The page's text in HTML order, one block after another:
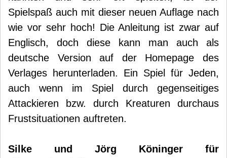
Spielspaß auch mit dieser neuen Auflage nach
wie vor sehr hoch! Die Anleitung ist zwar auf
Englisch, doch diese kann man auch als
deutsche Version auf der Homepage des
Verlages herunterladen. Ein Spiel für Jeden,
auch wenn im Spiel durch gegenseitiges
Attackieren bzw. durch Kreaturen durchaus
Frustsituationen auftreten.
Silke und Jörg Köninger für